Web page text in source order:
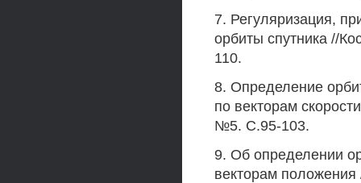
7. Регуляризация,
орбиты спутника //
110.
8. Определение
по векторам
№5. С.95-103.
9. Об определении
векторам